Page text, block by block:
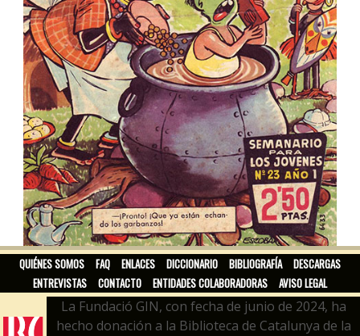
EL CAMPEÓN / EL CAMPEÓN DE LAS HISTORIETAS
QUIÉNES SOMOS FAQ ENLACES DICCIONARIO BIBLIOGRAFÍA
DESCARGAS
ENTREVISTAS
CONTACTO ENTIDADES COLABORADORAS AVISO LEGAL
La Fundació GIN, con fecha de junio de 2024, ha
hecho donación a la Biblioteca de Catalunya de la